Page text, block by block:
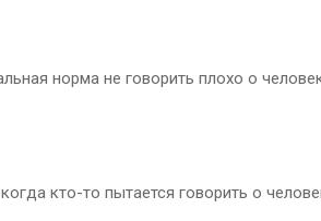
норма не говорить плохо о
кто-то пытается говорить о